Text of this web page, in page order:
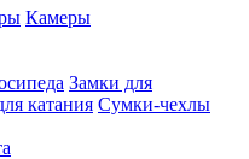
Камеры
Замки для
катания Сумки-чехлы